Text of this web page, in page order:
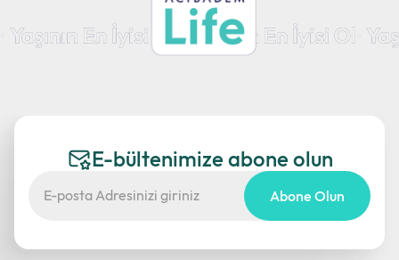
E-bültenimize abone olun
Abone Olun